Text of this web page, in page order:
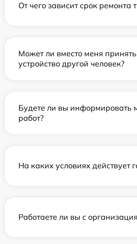
От чего зависит срок ремонта
Может ли вместо меня принять
устройство другой человек?
Будете ли вы информировать
работ?
На каких условиях действует
Работаете ли вы с